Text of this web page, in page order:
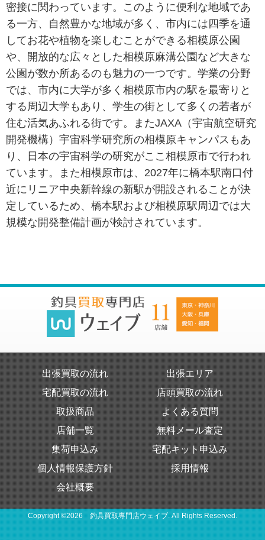
密接に関わっています。このように便利な地域であ
る一方、自然豊かな地域が多く、市内には四季を通
してお花や植物を楽しむことができる相模原公園
や、開放的な広々とした相模原麻溝公園など大きな
公園が数か所あるのも魅力の一つです。学業の分野
では、市内に大学が多く相模原市内の駅を最寄りと
する周辺大学もあり、学生の街として多くの若者が
住む活気あふれる街です。またJAXA（宇宙航空研究
開発機構）宇宙科学研究所の相模原キャンパスもあ
り、日本の宇宙科学の研究がここ相模原市で行われ
ています。また相模原市は、2027年に橋本駅南口付
近にリニア中央新幹線の新駅が開設されることが決
定しているため、橋本駅および相模原駅周辺では大
規模な開発整備計画が検討されています。
出張買取の流れ
出張エリア
宅配買取の流れ
店頭買取の流れ
取扱商品
よくある質問
店舗一覧
無料メール査定
集荷申込み
宅配キット申込み
個人情報保護方針
採用情報
会社概要
Copyright ©2026 釣具買取専門店ウェイブ. All Rights Reserved.